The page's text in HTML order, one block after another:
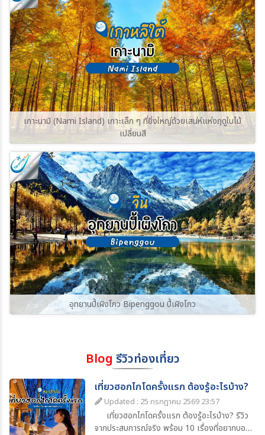
เกาะนามิ (Nami Island) เกาะเล็ก ๆ ที่ยิ่งใหญ่ด้วยเสน่ห์แห่งฤดูใบไม้
เปลี่ยนสี
อุทยานปี้เผิงโกว Bipenggou ปี้เผิงโกว
Blog รีวิวท่องเที่ยว
เที่ยวฮอกไกโดครั้งแรก ต้องรู้อะไรบ้าง?
Updated : 25 กรกฎาคม 2569 23:57
เที่ยวฮอกไกโดครั้งแรก ต้องรู้อะไรบ้าง? รีวิว
จากประสบการณ์จริง พร้อม 10 เรื่องที่อยากบอก